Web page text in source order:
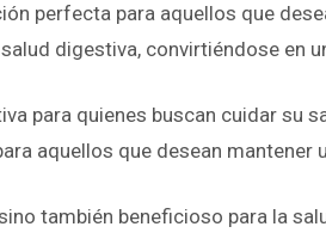
perfecta para aquellos que
digestiva, convirtiéndose en
para quienes buscan cuidar su
aquellos que desean mantener
también beneficioso para la